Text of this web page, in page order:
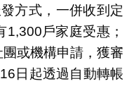
方式，一併收到定
戶家庭受惠；
或機構申請，獲審
日起透過自動轉帳